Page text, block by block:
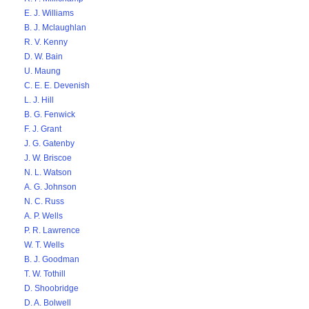
E. J. Williams
B. J. Mclaughlan
R. V. Kenny
D. W. Bain
U. Maung
C. E. E. Devenish
L. J. Hill
B. G. Fenwick
F. J. Grant
J. G. Gatenby
J. W. Briscoe
N. L. Watson
A. G. Johnson
N. C. Russ
A. P. Wells
P. R. Lawrence
W. T. Wells
B. J. Goodman
T. W. Tothill
D. Shoobridge
D. A. Bolwell